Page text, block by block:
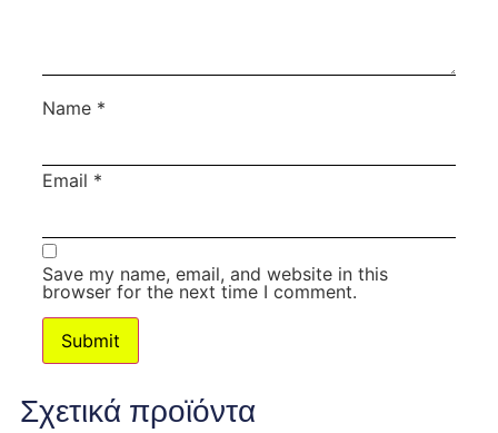
Name *
Email *
Save my name, email, and website in this
browser for the next time I comment.
Σχετικά προϊόντα